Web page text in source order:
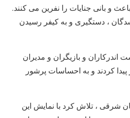
و بانی جنایات را نفرین می کنند.
، دستگیری و به کیفر رسیدن
اندرکاران و بازیگران و مدیران
کردند و به احساسات پرشور
شرقی ، تلاش کرد با نمایش این